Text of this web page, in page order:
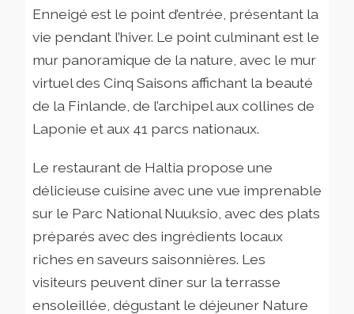
Enneigé est le point d’entrée, présentant la
vie pendant l’hiver. Le point culminant est le
mur panoramique de la nature, avec le mur
virtuel des Cinq Saisons affichant la beauté
de la Finlande, de l’archipel aux collines de
Laponie et aux 41 parcs nationaux.
Le restaurant de Haltia propose une
délicieuse cuisine avec une vue imprenable
sur le Parc National Nuuksio, avec des plats
préparés avec des ingrédients locaux
riches en saveurs saisonnières. Les
visiteurs peuvent dîner sur la terrasse
ensoleillée, dégustant le déjeuner Nature